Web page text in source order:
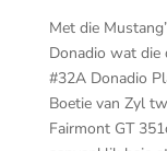
Met die
Donadio wat die
#32A Donadio
Boetie van Zyl
Fairmont GT